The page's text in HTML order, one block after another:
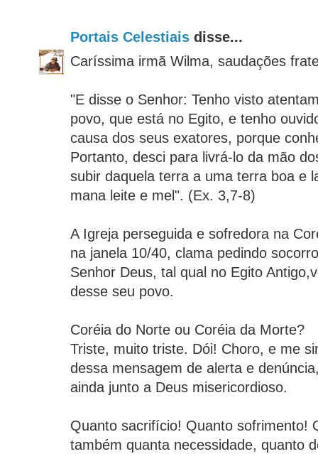
Portais Celestiais disse...
Caríssima irmã Wilma, saudações
"E disse o Senhor: Tenho visto
povo, que está no Egito, e tenho
causa dos seus exatores, porque
Portanto, desci para livrá-lo da mão
subir daquela terra a uma terra boa e
mana leite e mel". (Ex. 3,7-8)
A Igreja perseguida e sofredora na
na janela 10/40, clama pedindo
Senhor Deus, tal qual no Egito
desse seu povo.
Coréia do Norte ou Coréia da Morte?
Triste, muito triste. Dói! Choro, e me
dessa mensagem de alerta e
ainda junto a Deus misericordioso.
Quanto sacrifício! Quanto sofrimento!
também quanta necessidade, quanto